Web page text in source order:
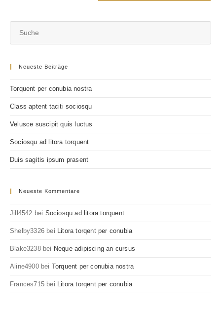
Neueste Beiträge
Torquent per conubia nostra
Class aptent taciti sociosqu
Velusce suscipit quis luctus
Sociosqu ad litora torquent
Duis sagitis ipsum prasent
Neueste Kommentare
Jill4542 bei Sociosqu ad litora torquent
Shelby3326 bei Litora torqent per conubia
Blake3238bei Neque adipiscing an cursus
Aline4900bei Torquent per conubia nostra
Frances715 bei Litora torqent per conubia